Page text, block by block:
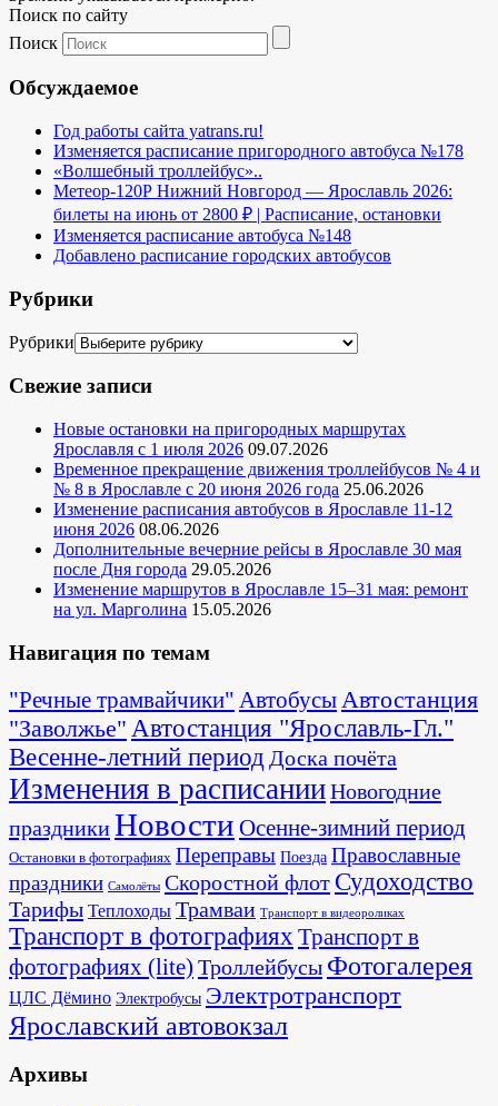
Поиск по сайту
Поиск
Обсуждаемое
Год работы сайта yatrans.ru!
Изменяется расписание пригородного автобуса №178
«Волшебный троллейбус»..
Метеор-120Р Нижний Новгород — Ярославль 2026:
билеты на июнь от 2800 ₽ | Расписание, остановки
Изменяется расписание автобуса №148
Добавлено расписание городских автобусов
Рубрики
Рубрики
Свежие записи
Новые остановки на пригородных маршрутах
Ярославля с 1 июля 2026 09.07.2026
Временное прекращение движения троллейбусов № 4 и
№ 8 в Ярославле с 20 июня 2026 года 25.06.2026
Изменение расписания автобусов в Ярославле 11-12
июня 2026 08.06.2026
Дополнительные вечерние рейсы в Ярославле 30 мая
после Дня города 29.05.2026
Изменение маршрутов в Ярославле 15–31 мая: ремонт
на ул. Марголина 15.05.2026
Навигация по темам
"Речные трамвайчики" АвтобусыАвтостанция
"Заволжье" Автостанция "Ярославль-Гл."
Весенне-летний периодДоска почёта
Изменения в расписанииНовогодние
праздникиНовости Осенне-зимний период
Остановки в фотографиях Переправы Поезда Православные
праздники Самолёты Скоростной флот Судоходство
Тарифы Теплоходы Трамваи Транспорт в видеороликах
Транспорт в фотографияхТранспорт в
фотографиях (lite) Троллейбусы Фотогалерея
ЦЛС Дёмино Электробусы Электротранспорт
Ярославский автовокзал
Архивы